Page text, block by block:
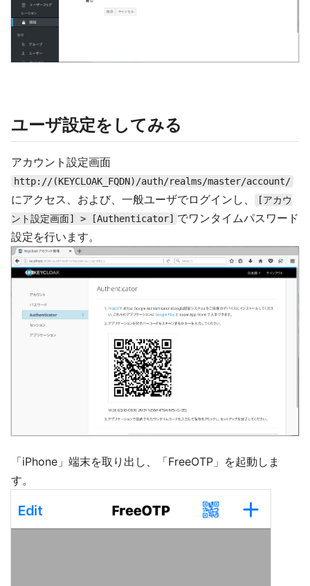
ユーザ設定をしてみる
アカウント設定画面
http://(KEYCLOAK_FQDN)/auth/realms/master/account/
にアクセス、および、一般ユーザでログインし、
[アカウ
ント設定画面] > [Authenticator] でワンタイムパスワード
設定を行います。
「iPhone」端末を取り出し、「FreeOTP」を起動しま
す。